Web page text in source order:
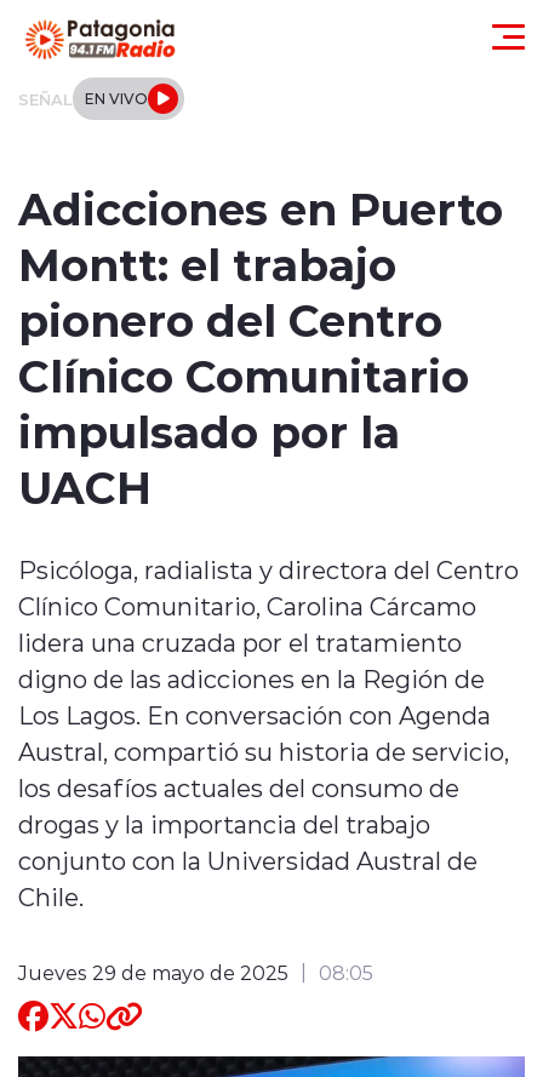
SEÑAL EN VIVO
Tendencias
Internacional
Deportes
Quienes Somos
modo claro
Adicciones en Puerto
Montt: el trabajo
pionero del Centro
Clínico Comunitario
impulsado por la
UACH
Psicóloga, radialista y directora del Centro
Clínico Comunitario, Carolina Cárcamo
lidera una cruzada por el tratamiento
digno de las adicciones en la Región de
Los Lagos. En conversación con Agenda
Austral, compartió su historia de servicio,
los desafíos actuales del consumo de
drogas y la importancia del trabajo
conjunto con la Universidad Austral de
Chile.
Jueves 29 de mayo de 2025 08:05